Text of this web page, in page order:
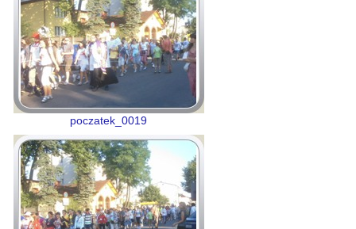
poczatek_0019